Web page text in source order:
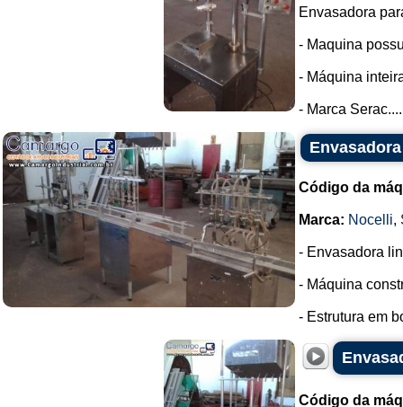
Envasadora
- Maquina
- Máquina
- Marca Serac....
Código da
Marca: Nocelli,
- Envasadora
- Máquina
- Estrutura em
Código da